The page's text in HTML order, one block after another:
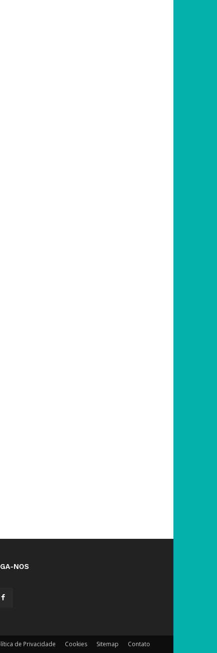
NOS
de Privacidade Cookies Sitemap Contato